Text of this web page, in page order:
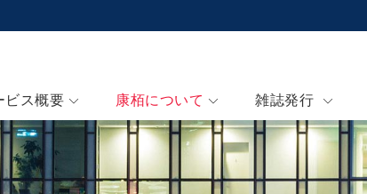
ビス概要 康栢について 雑誌発行